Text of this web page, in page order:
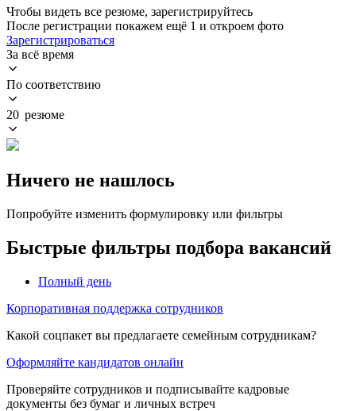
Чтобы видеть все резюме, зарегистрируйтесь
После регистрации покажем ещё 1 и откроем фото
Зарегистрироваться
За всё время
По соответствию
20 резюме
Ничего не нашлось
Попробуйте изменить формулировку или фильтры
Быстрые фильтры подбора вакансий
Полный день
Корпоративная поддержка сотрудников
Какой соцпакет вы предлагаете семейным сотрудникам?
Оформляйте кандидатов онлайн
Проверяйте сотрудников и подписывайте кадровые
документы без бумаг и личных встреч